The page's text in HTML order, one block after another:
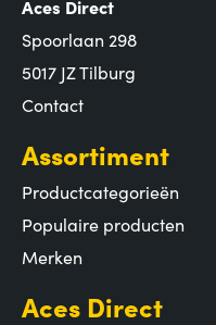
Aces Direct
Spoorlaan 298
5017 JZ Tilburg
Contact
Assortiment
Productcategorieën
Populaire producten
Merken
Aces Direct